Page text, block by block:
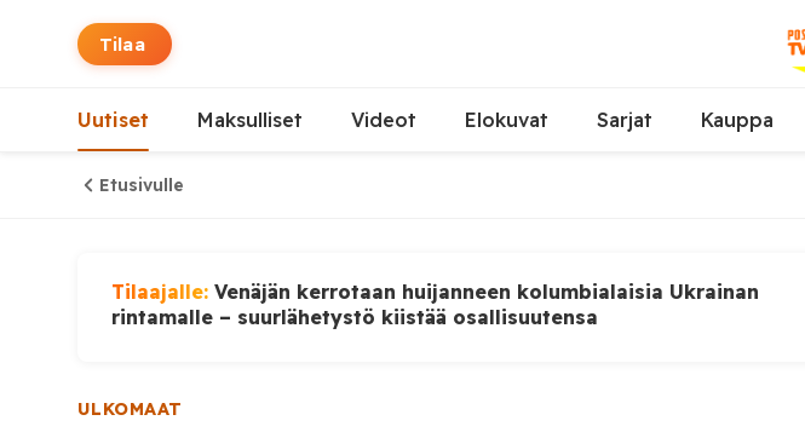
Tilaa
Uutiset Maksulliset Videot Elokuvat Sarjat Kauppa
Etusivulle
Tilaajalle: Venäjän kerrotaan huijanneen kolumbialaisia Ukrainan
rintamalle – suurlähetystö kiistää osallisuutensa
ULKOMAAT